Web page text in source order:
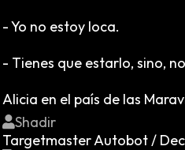
- Yo no estoy loca.
- Tienes que estarlo, sino,
Alicia en el país de las
Shadir
Targetmaster Autobot /